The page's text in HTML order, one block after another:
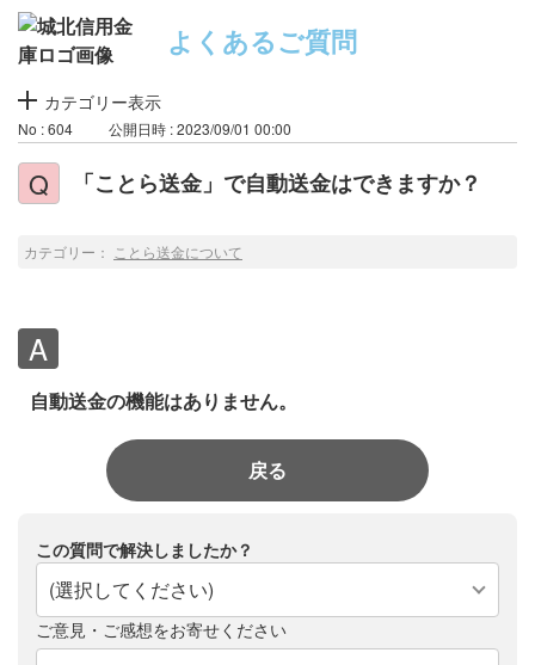
よくあるご質問
カテゴリー表示
No : 604 公開日時 : 2023/09/01 00:00
「ことら送金」で自動送金はできますか？
カテゴリー： ことら送金について
自動送金の機能はありません。
戻る
この質問で解決しましたか？
(選択してください)
ご意見・ご感想をお寄せください